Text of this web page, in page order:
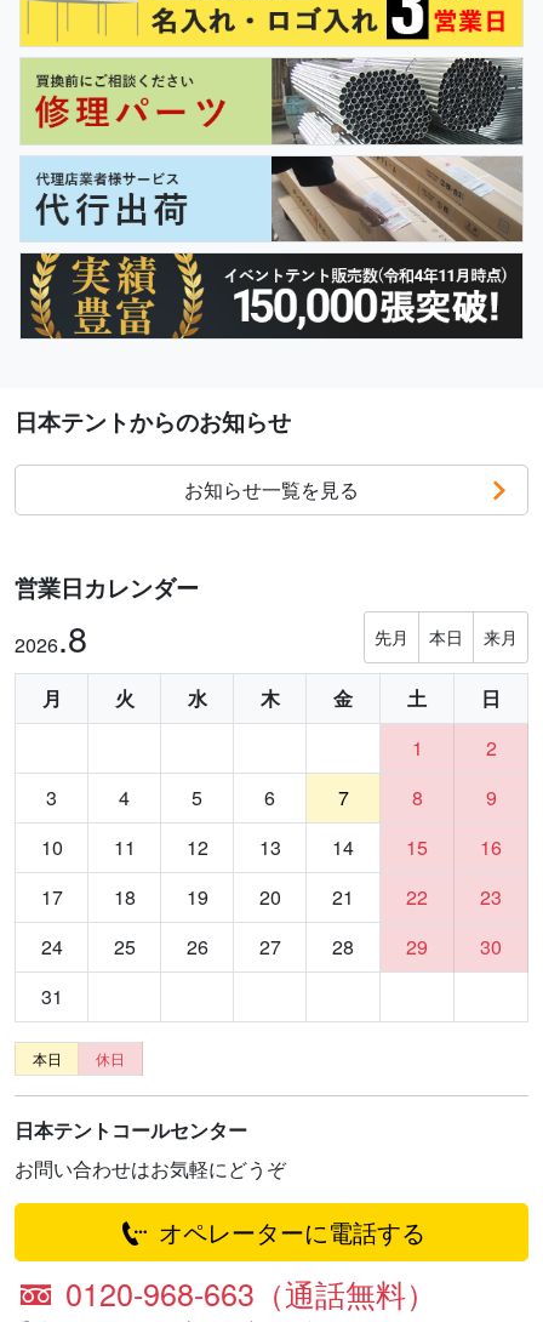
日本テントからのお知らせ
お知らせ一覧を見る
営業日カレンダー
2026.8 先月 本日 来月
月 火 水 木 金 土
日
1
2
3
4 5 6 7 8
9
10
11 12 13 14 15
16
17
18 19 20 21 22
23
24
25 26 27 28 29
30
31
本日 休日
日本テントコールセンター
お問い合わせはお気軽にどうぞ
オペレーターに電話する
0120-968-663（通話無料）